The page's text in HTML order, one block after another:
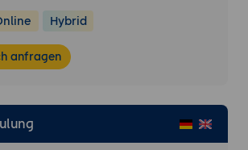
Design eines Omnichannel-
(z.B. Reklamationsprozess über
Erstellung einer Skill-Matrix
Spracherkennung.
Hybrid
anfragen